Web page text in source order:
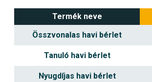
Termék neve
Összvonalas havi bérlet
Tanuló havi bérlet
Nyugdíjas havi bérlet